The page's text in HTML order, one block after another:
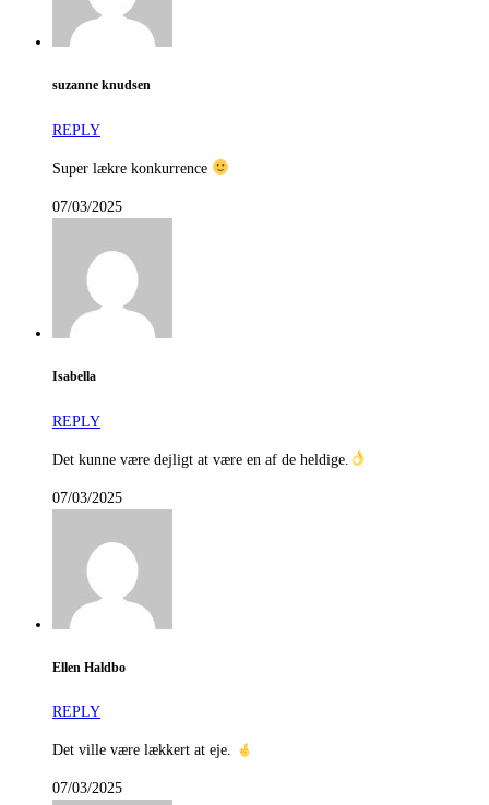
suzanne knudsen
REPLY
Super lækre konkurrence
07/03/2025
Isabella
REPLY
Det kunne være dejligt at være en af de heldige.
07/03/2025
Ellen Haldbo
REPLY
Det ville være lækkert at eje.
07/03/2025